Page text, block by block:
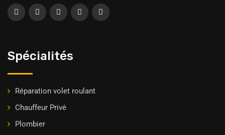
Spécialités
Réparation volet roulant
Chauffeur Privė
Plombier